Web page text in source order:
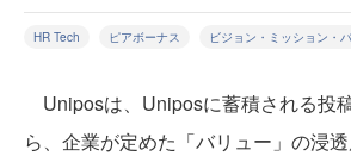
HR Tech ピアボーナス ビジョン・ミッション・
Uniposは、Uniposに蓄積される投
ら、企業が定めた「バリュー」の浸